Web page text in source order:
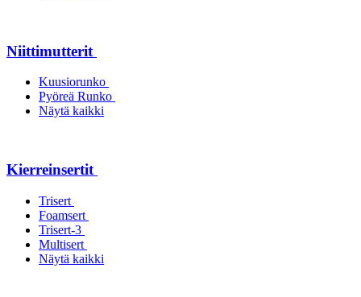
Niittimutterit
Kuusiorunko
Pyöreä Runko
Näytä kaikki
Kierreinsertit
Trisert
Foamsert
Trisert-3
Multisert
Näytä kaikki